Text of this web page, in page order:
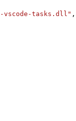
vscode-tasks.dll" ,